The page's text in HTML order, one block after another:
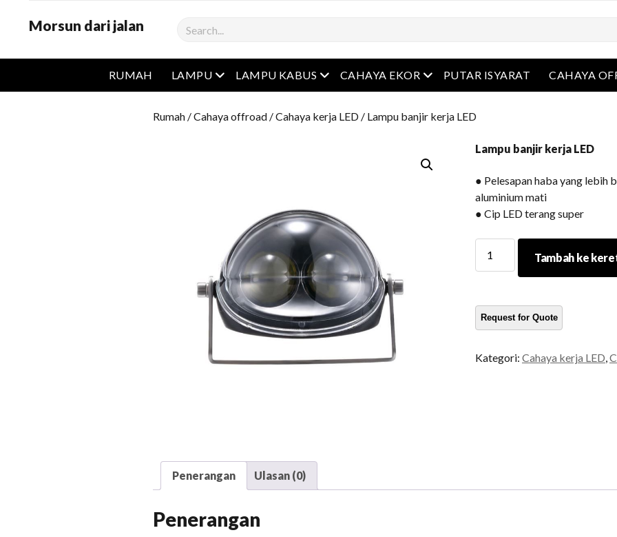
Morsun dari jalan Cari
RUMAH LAMPU Buka menu
LAMPU KABUS Buka menu
CAHAYA EKOR Buka menu
PUTAR ISYARAT CAHAYA
Rumah /Cahaya offroad /Cahaya kerja LED / Lampu banjir kerja LED
Lampu banjir kerja LED
● Pelesapan haba yang lebih
aluminium mati
● Cip LED terang super
banjir
kuantiti
Tambah ke
Kategori: Cahaya kerja LED,
Penerangan Ulasan (0)
Penerangan